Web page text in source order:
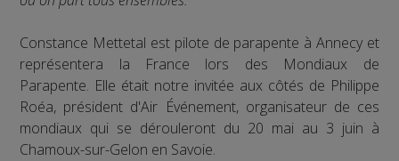
Constance Mettetal est pilote de parapente à Annecy et
représentera la France lors des Mondiaux de
Parapente. Elle était notre invitée aux côtés de Philippe
Roéa, président d'Air Événement, organisateur de ces
mondiaux qui se dérouleront du 20 mai au 3 juin à
Chamoux-sur-Gelon en Savoie.